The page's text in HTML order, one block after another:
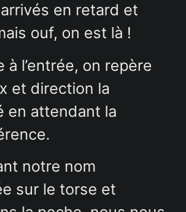
en retard et
ouf, on est là !
à l’entrée, on repère
et direction la
en attendant la
notre nom
sur le torse et